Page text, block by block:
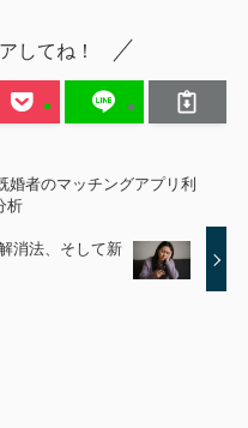
してね！
婚者のマッチングアプリ利
析
消法、そして新